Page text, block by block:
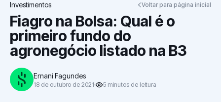
Investimentos Voltar para página inicial
Fiagro na Bolsa: Qual é o
primeiro fundo do
agronegócio listado na B3
Ernani Fagundes
18 de outubro de 2021 5 minutos de leitura